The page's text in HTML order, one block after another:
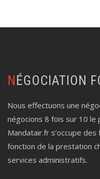
NÉGOCIATION
Nous effectuons une
négocions 8 fois sur 10 le
Mandatair.fr s’occupe
fonction de la prestation
services administratifs.